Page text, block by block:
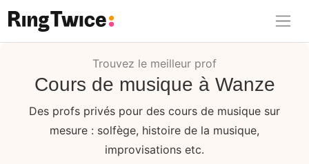
Ring Twice
Trouvez le meilleur prof
Cours de musique à Wanze
Des profs privés pour des cours de musique sur
mesure : solfège, histoire de la musique,
improvisations etc.